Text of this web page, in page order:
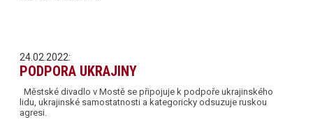
24.02.2022:
PODPORA UKRAJINY
Městské divadlo v Mostě se připojuje k podpoře ukrajinského
lidu, ukrajinské samostatnosti a kategoricky odsuzuje ruskou
agresi.